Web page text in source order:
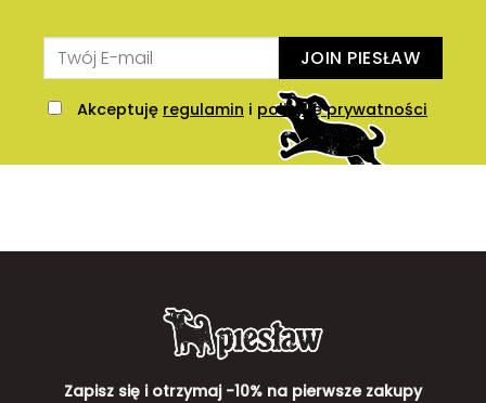
JOIN PIESŁAW
Akceptuję regulamin i politykę prywatności
Zapisz się i otrzymaj -10% na pierwsze zakupy